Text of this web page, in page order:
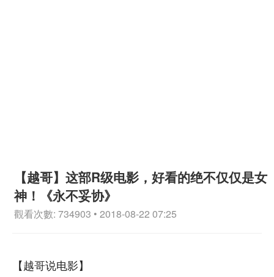
【越哥】这部R级电影，好看的绝不仅仅是女
神！《永不妥协》
觀看次數: 734903 • 2018-08-22 07:25
【越哥说电影】